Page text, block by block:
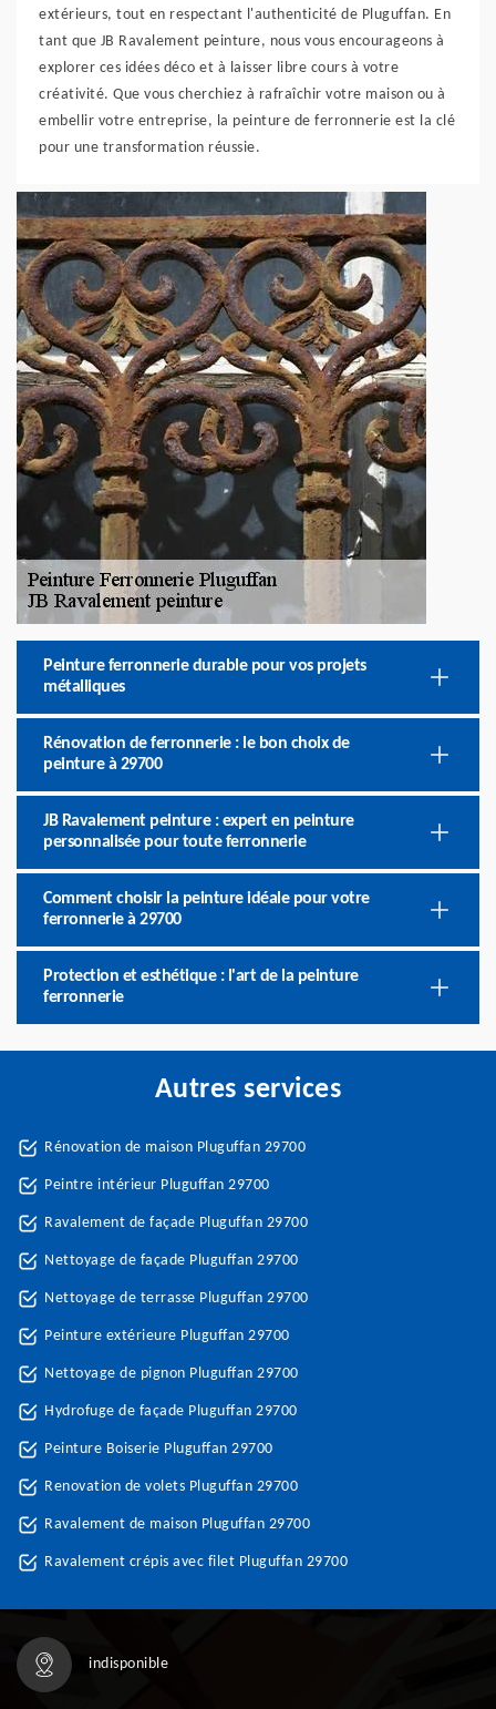
extérieurs, tout en respectant l'authenticité de Pluguffan. En
tant que JB Ravalement peinture, nous vous encourageons à
explorer ces idées déco et à laisser libre cours à votre
créativité. Que vous cherchiez à rafraîchir votre maison ou à
embellir votre entreprise, la peinture de ferronnerie est la clé
pour une transformation réussie.
Peinture ferronnerie durable pour vos projets
métalliques
Rénovation de ferronnerie : le bon choix de
peinture à 29700
JB Ravalement peinture : expert en peinture
personnalisée pour toute ferronnerie
Comment choisir la peinture idéale pour votre
ferronnerie à 29700
Protection et esthétique : l'art de la peinture
ferronnerie
Autres services
Rénovation de maison Pluguffan 29700
Peintre intérieur Pluguffan 29700
Ravalement de façade Pluguffan 29700
Nettoyage de façade Pluguffan 29700
Nettoyage de terrasse Pluguffan 29700
Peinture extérieure Pluguffan 29700
Nettoyage de pignon Pluguffan 29700
Hydrofuge de façade Pluguffan 29700
Peinture Boiserie Pluguffan 29700
Renovation de volets Pluguffan 29700
Ravalement de maison Pluguffan 29700
Ravalement crépis avec filet Pluguffan 29700
indisponible